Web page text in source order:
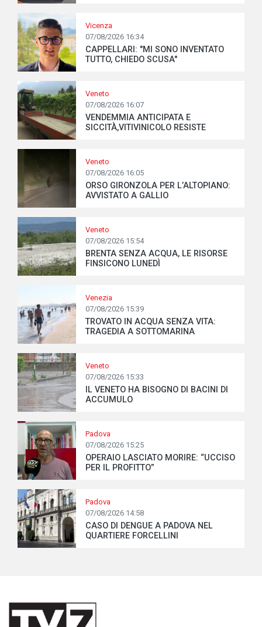
Vicenza
07/08/2026 16:34
CAPPELLARI: "MI SONO INVENTATO
TUTTO, CHIEDO SCUSA"
Veneto
07/08/2026 16:07
VENDEMMIA ANTICIPATA E
SICCITÀ,VITIVINICOLO RESISTE
Veneto
07/08/2026 16:05
ORSO GIRONZOLA PER L’ALTOPIANO:
AVVISTATO A GALLIO
Veneto
07/08/2026 15:54
BRENTA SENZA ACQUA, LE RISORSE
FINSICONO LUNEDÌ
Venezia
07/08/2026 15:39
TROVATO IN ACQUA SENZA VITA:
TRAGEDIA A SOTTOMARINA
Veneto
07/08/2026 15:33
IL VENETO HA BISOGNO DI BACINI DI
ACCUMULO
Padova
07/08/2026 15:25
OPERAIO LASCIATO MORIRE: “UCCISO
PER IL PROFITTO”
Padova
07/08/2026 14:58
CASO DI DENGUE A PADOVA NEL
QUARTIERE FORCELLINI